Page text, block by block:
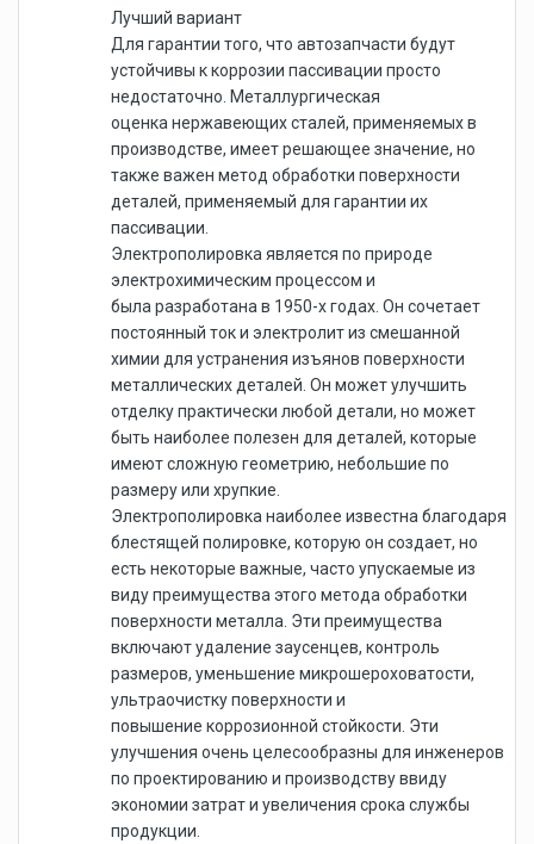
Лучший вариант
Для гарантии того, что автозапчасти будут
устойчивы к коррозии пассивации просто
недостаточно. Металлургическая
оценка нержавеющих сталей, применяемых в
производстве, имеет решающее значение, но
также важен метод обработки поверхности
деталей, применяемый для гарантии их
пассивации.
Электрополировка является по природе
электрохимическим процессом и
была разработана в 1950-х годах. Он сочетает
постоянный ток и электролит из смешанной
химии для устранения изъянов поверхности
металлических деталей. Он может улучшить
отделку практически любой детали, но может
быть наиболее полезен для деталей, которые
имеют сложную геометрию, небольшие по
размеру или хрупкие.
Электрополировка наиболее известна благодаря
блестящей полировке, которую он создает, но
есть некоторые важные, часто упускаемые из
виду преимущества этого метода обработки
поверхности металла. Эти преимущества
включают удаление заусенцев, контроль
размеров, уменьшение микрошероховатости,
ультраочистку поверхности и
повышение коррозионной стойкости. Эти
улучшения очень целесообразны для инженеров
по проектированию и производству ввиду
экономии затрат и увеличения срока службы
продукции.